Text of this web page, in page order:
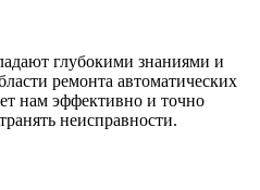
глубокими знаниями и
ремонта автоматических
нам эффективно и точно
неисправности.